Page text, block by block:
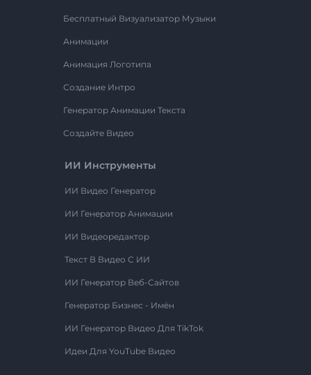
Бесплатный Визуализатор Музыки
Анимации
Анимация Логотипа
Создание Интро
Генератор Анимации Текста
Создайте Видео
ИИ Инструменты
ИИ Видео Генератор
ИИ Генератор Анимации
ИИ Видеоредактор
Текст В Видео С ИИ
ИИ Генератор Веб-Сайтов
Генератор Бизнес - Имён
ИИ Генератор Видео Для TikTok
Идеи Для YouTube Видео